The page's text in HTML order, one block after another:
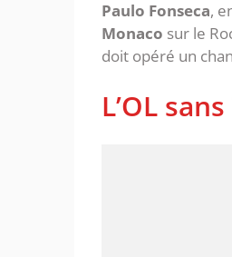
Paulo Fonseca,
Monaco sur le
doit opéré un
L’OL